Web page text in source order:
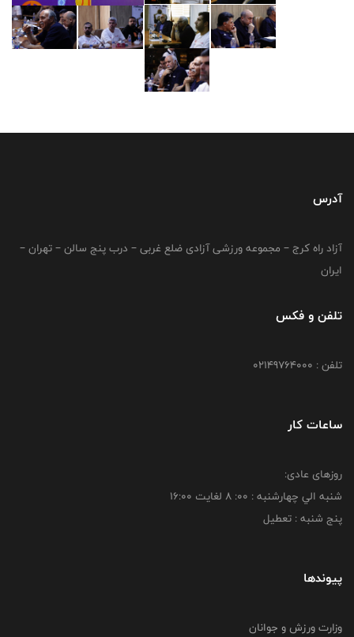
آدرس
آزاد راه کرج – مجموعه ورزشی آزادی ضلع غربی – درب پنج سالن – تهران –
ایران
تلفن و فکس
تلفن : 02149764000
ساعات کار
روزهای عادی:
شنبه الي چهارشنبه : 00: 8 لغايت 16:00
پنج شنبه : تعطیل
پیوندها
وزارت ورزش و جوانان